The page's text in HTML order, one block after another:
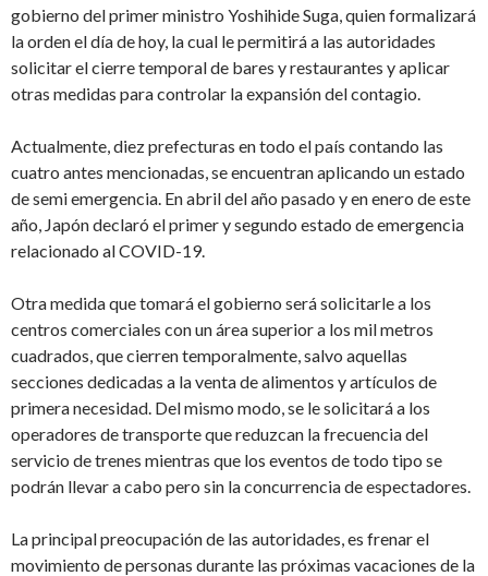
gobierno del primer ministro Yoshihide Suga, quien formalizará
la orden el día de hoy, la cual le permitirá a las autoridades
solicitar el cierre temporal de bares y restaurantes y aplicar
otras medidas para controlar la expansión del contagio.
Actualmente, diez prefecturas en todo el país contando las
cuatro antes mencionadas, se encuentran aplicando un estado
de semi emergencia. En abril del año pasado y en enero de este
año, Japón declaró el primer y segundo estado de emergencia
relacionado al COVID-19.
Otra medida que tomará el gobierno será solicitarle a los
centros comerciales con un área superior a los mil metros
cuadrados, que cierren temporalmente, salvo aquellas
secciones dedicadas a la venta de alimentos y artículos de
primera necesidad. Del mismo modo, se le solicitará a los
operadores de transporte que reduzcan la frecuencia del
servicio de trenes mientras que los eventos de todo tipo se
podrán llevar a cabo pero sin la concurrencia de espectadores.
La principal preocupación de las autoridades, es frenar el
movimiento de personas durante las próximas vacaciones de la